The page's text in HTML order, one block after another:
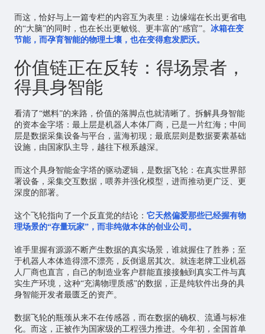
而这，恰好与上一篇专栏的内容互为表里：边缘端在长出更省电
的“大脑”的同时，也在长出更敏锐、更丰富的“感官”。 冰箱在变
节能，而孕育智能的物理土壤，也在变得愈发肥沃。
价值链正在反转：得场景者，
得具身智能
看清了“燃料”的来路，价值的落脚点也就清晰了。拆解具身智能
的资本金字塔：最上层是机器人本体厂商，已是一片红海；中间
层是数据采集设备与平台，蓝海初现；最底层则是数据要素基础
设施，由国家队主导，越往下根系越深。
而这个具身智能金字塔的驱动逻辑，是数据飞轮：在真实世界部
署设备，采集交互数据，喂养并强化模型，进而推动更广泛、更
深度的部署。
这个飞轮指向了一个反直觉的结论： 它天然偏爱那些已经握有物
理场景的“存量玩家”，而非纯做本体的创业公司。
谁手里握有源源不断产生数据的真实场景，谁就握住了胜券；至
于机器人本体造得漂不漂亮，反倒退居其次。就连老牌工业机器
人厂商也直言，自己的制造业客户群能直接接触到真实工件与真
实生产环境，这种“充满物理质感”的数据，正是纯软件出身的具
身智能开发者最匮乏的资产。
数据飞轮的瓶颈从来不在传感器，而在数据的确权、流通与标准
化。而这，正被作为国家级的工程强力推进。今年初，全国首单